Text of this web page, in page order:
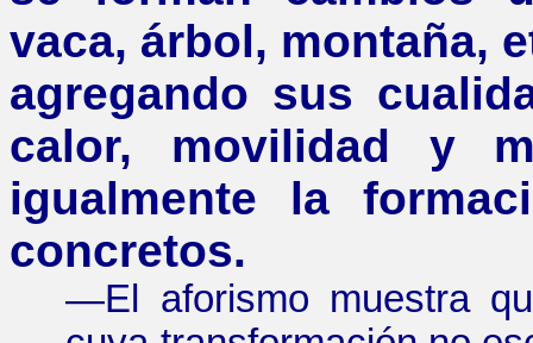
vaca, árbol, montaña,
agregando sus
calor, movilidad y
igualmente la
concretos.
—El aforismo muestra